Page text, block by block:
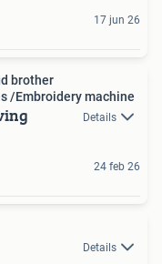
17 jun 26
brother
/Embroidery machine
Details
24 feb 26
Details